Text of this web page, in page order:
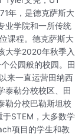
年，是德克萨斯大
业学院和一所传统
课程。德克萨斯大
大学2020年秋季入
公园般的校园。田
来一直运营田纳西
泰勒分校校区、田
勒分校巴勒斯坦校
于STEM，大多数学
项目的学生和教